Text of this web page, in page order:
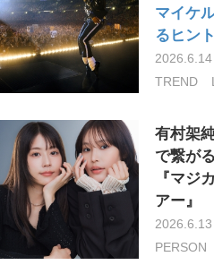
マイケ
るヒン
2026.6.14
TREND
有村架
で繋が
『マジ
アー』
2026.6.13
PERSON